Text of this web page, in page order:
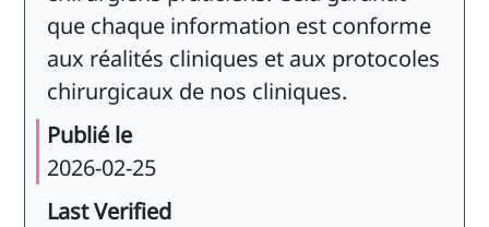
que chaque information est conforme
aux réalités cliniques et aux protocoles
chirurgicaux de nos cliniques.
Publié le
2026-02-25
Last Verified